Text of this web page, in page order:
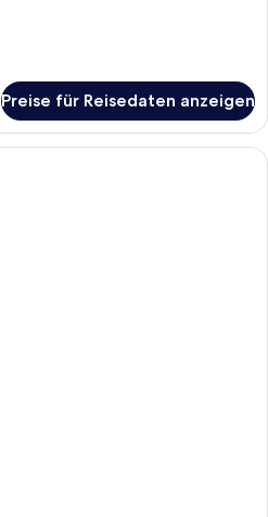
Preise für Reisedaten anzeigen